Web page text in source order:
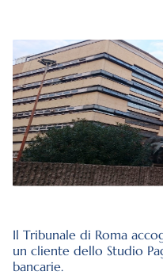
Il Tribunale di Roma
un cliente dello Studio
bancarie.